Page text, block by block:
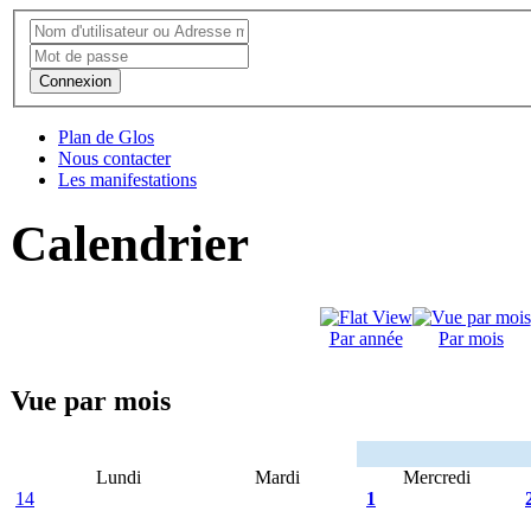
Connexion
Plan de Glos
Nous contacter
Les manifestations
Calendrier
Par année Par mois
Vue par mois
Lundi Mardi
Mercredi
14
1